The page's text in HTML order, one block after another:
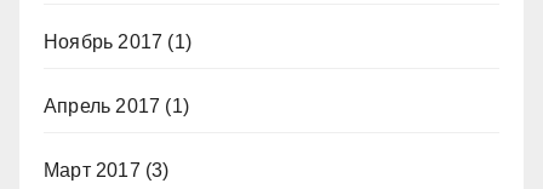
Ноябрь 2017 (1)
Апрель 2017 (1)
Март 2017 (3)